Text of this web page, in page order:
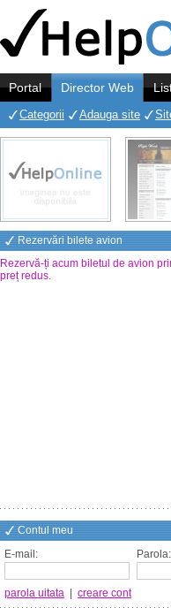
Portal Director Web
Categorii Adauga site
Rezervări bilete avion
Rezervă-ți acum biletul de avion
preț redus.
Contul meu
E-mail:
Parola:
parola uitata creare cont